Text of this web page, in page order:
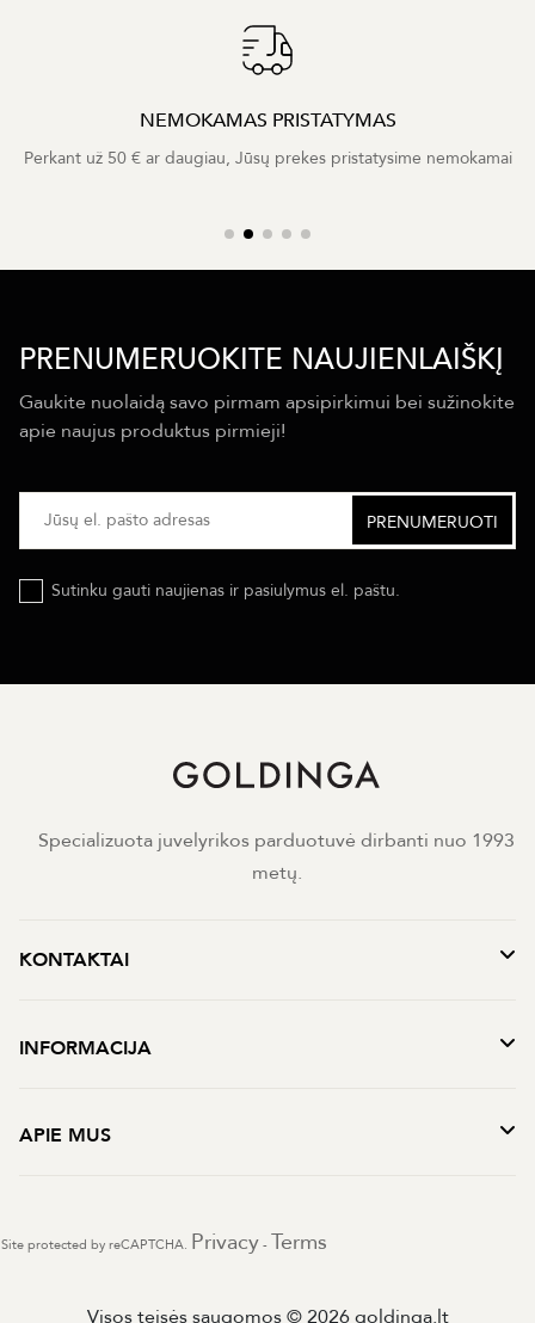
NEMOKAMAS PRISTATYMAS
Perkant už 50 € ar daugiau, Jūsų prekes pristatysime nemokamai
PRENUMERUOKITE NAUJIENLAIŠKĮ
Gaukite nuolaidą savo pirmam apsipirkimui bei sužinokite
apie naujus produktus pirmieji!
Sutinku gauti naujienas ir pasiulymus el. paštu.
Specializuota juvelyrikos parduotuvė dirbanti nuo 1993
metų.
KONTAKTAI
INFORMACIJA
APIE MUS
Site protected by reCAPTCHA. Privacy - Terms
Visos teisės saugomos © 2026 goldinga.lt